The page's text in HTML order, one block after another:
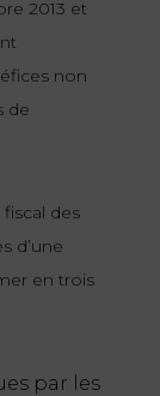
2013 et
non
de
des
d’une
en trois
par les